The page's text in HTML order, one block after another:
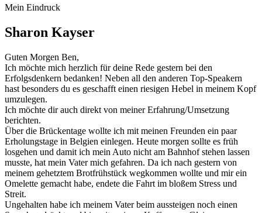
Mein Eindruck
Sharon Kayser
Guten Morgen Ben,
Ich möchte mich herzlich für deine Rede gestern bei den
Erfolgsdenkern bedanken! Neben all den anderen Top-Speakern
hast besonders du es geschafft einen riesigen Hebel in meinem Kopf
umzulegen.
Ich möchte dir auch direkt von meiner Erfahrung/Umsetzung
berichten.
Über die Brückentage wollte ich mit meinen Freunden ein paar
Erholungstage in Belgien einlegen. Heute morgen sollte es früh
losgehen und damit ich mein Auto nicht am Bahnhof stehen lassen
musste, hat mein Vater mich gefahren. Da ich nach gestern von
meinem gehetztem Brotfrühstück wegkommen wollte und mir ein
Omelette gemacht habe, endete die Fahrt im bloßem Stress und
Streit.
Ungehalten habe ich meinem Vater beim aussteigen noch einen